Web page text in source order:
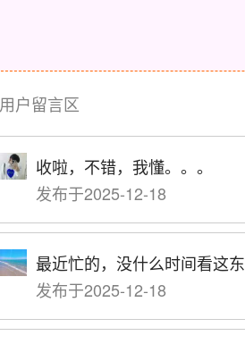
用户留言区
收啦，不错，我懂。。。
发布于2025-12-18
最近忙的，没什么时间看这东
发布于2025-12-18